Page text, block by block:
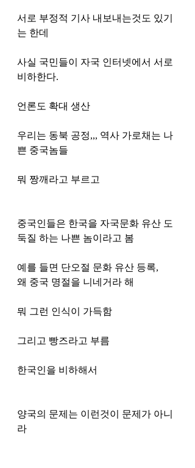
서로 부정적 기사 내보내는것도 있기
는 한데
사실 국민들이 자국 인터넷에서 서로
비하한다.
언론도 확대 생산
우리는 동북 공정,,, 역사 가로채는 나
쁜 중국놈들
뭐 짱깨라고 부르고
중국인들은 한국을 자국문화 유산 도
둑질 하는 나쁜 놈이라고 봄
예를 들면 단오절 문화 유산 등록,
왜 중국 명절을 니네거라 해
뭐 그런 인식이 가득함
그리고 빵즈라고 부름
한국인을 비하해서
양국의 문제는 이런것이 문제가 아니
라